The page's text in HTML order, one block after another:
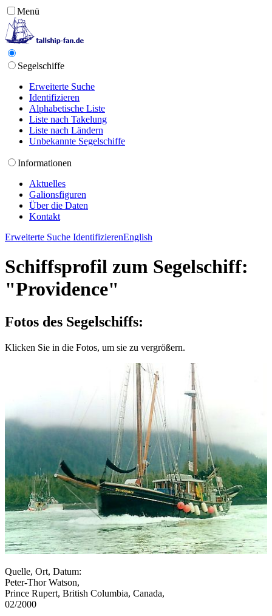
Menü
Segelschiffe
Erweiterte Suche
Identifizieren
Alphabetische Liste
Liste nach Takelung
Liste nach Ländern
Unbekannte Segelschiffe
Informationen
Aktuelles
Galionsfiguren
Über die Daten
Kontakt
Erweiterte Suche IdentifizierenEnglish
Schiffsprofil zum Segelschiff:
"Providence"
Fotos des Segelschiffs:
Klicken Sie in die Fotos, um sie zu vergrößern.
Quelle, Ort, Datum:
Peter-Thor Watson,
Prince Rupert, British Columbia, Canada,
02/2000